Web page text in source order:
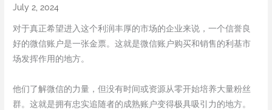
July 2, 2024
对于真正希望进入这个利润丰厚的市场的企业来说，一个信誉良
好的微信账户是一张金票。这就是微信账户购买和销售的利基市
场发挥作用的地方。
他们了解微信的力量，但没有时间或资源从零开始培养大量粉丝
群。这就是拥有忠实追随者的成熟账户变得极具吸引力的地方。